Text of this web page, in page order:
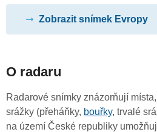
Zobrazit snímek Evropy
O radaru
Radarové snímky znázorňují
srážky (přeháňky, bouřky, trvalé
na území České republiky